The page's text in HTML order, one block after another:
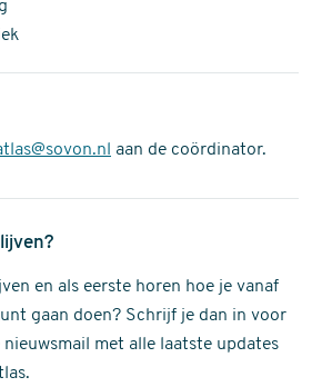
aan de coördinator.
en als eerste horen hoe je vanaf
gaan doen? Schrijf je dan in voor
nieuwsmail met alle laatste updates